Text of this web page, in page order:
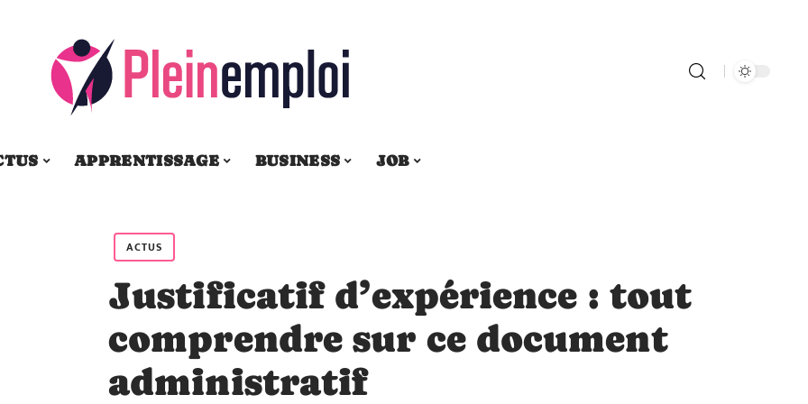
APPRENTISSAGE BUSINESS JOB
ACTUS
Justificatif d’expérience : tout
comprendre sur ce document
administratif